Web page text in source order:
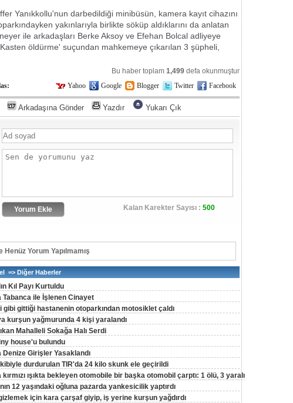
Yanıkkollu'nun darbedildiği minibüsün, kamera kayıt cihazını
yakınlarıyla birlikte söküp aldıklarını da anlatan
ile arkadaşları Berke Aksoy ve Efehan Bolcal adliyeye
öldürme' suçundan mahkemeye çıkarılan 3 şüpheli,
Bu haber toplam 1,499 defa okunmuştur
Yahoo Google Blogger Twitter Facebook
Arkadaşına Gönder Yazdır Yukarı Çık
Kalan Karekter Sayısı : 500
Henüz Yorum Yapılmamış
=> Diğer Haberler
Kıl Payı Kurtuldu
Tabanca ile İşlenen Cinayet
gibi gittiği hastanenin otoparkından motosiklet çaldı
kurşun yağmurunda 4 kişi yaralandı
Mahalleli Sokağa Halı Serdi
house'u bulundu
Denize Girişler Yasaklandı
durdurulan TIR'da 24 kilo skunk ele geçirildi
ışıkta bekleyen otomobile bir başka otomobil çarptı: 1 ölü, 3 yaralı
12 yaşındaki oğluna pazarda yankesicilik yaptırdı
için kara çarşaf giyip, iş yerine kurşun yağdırdı